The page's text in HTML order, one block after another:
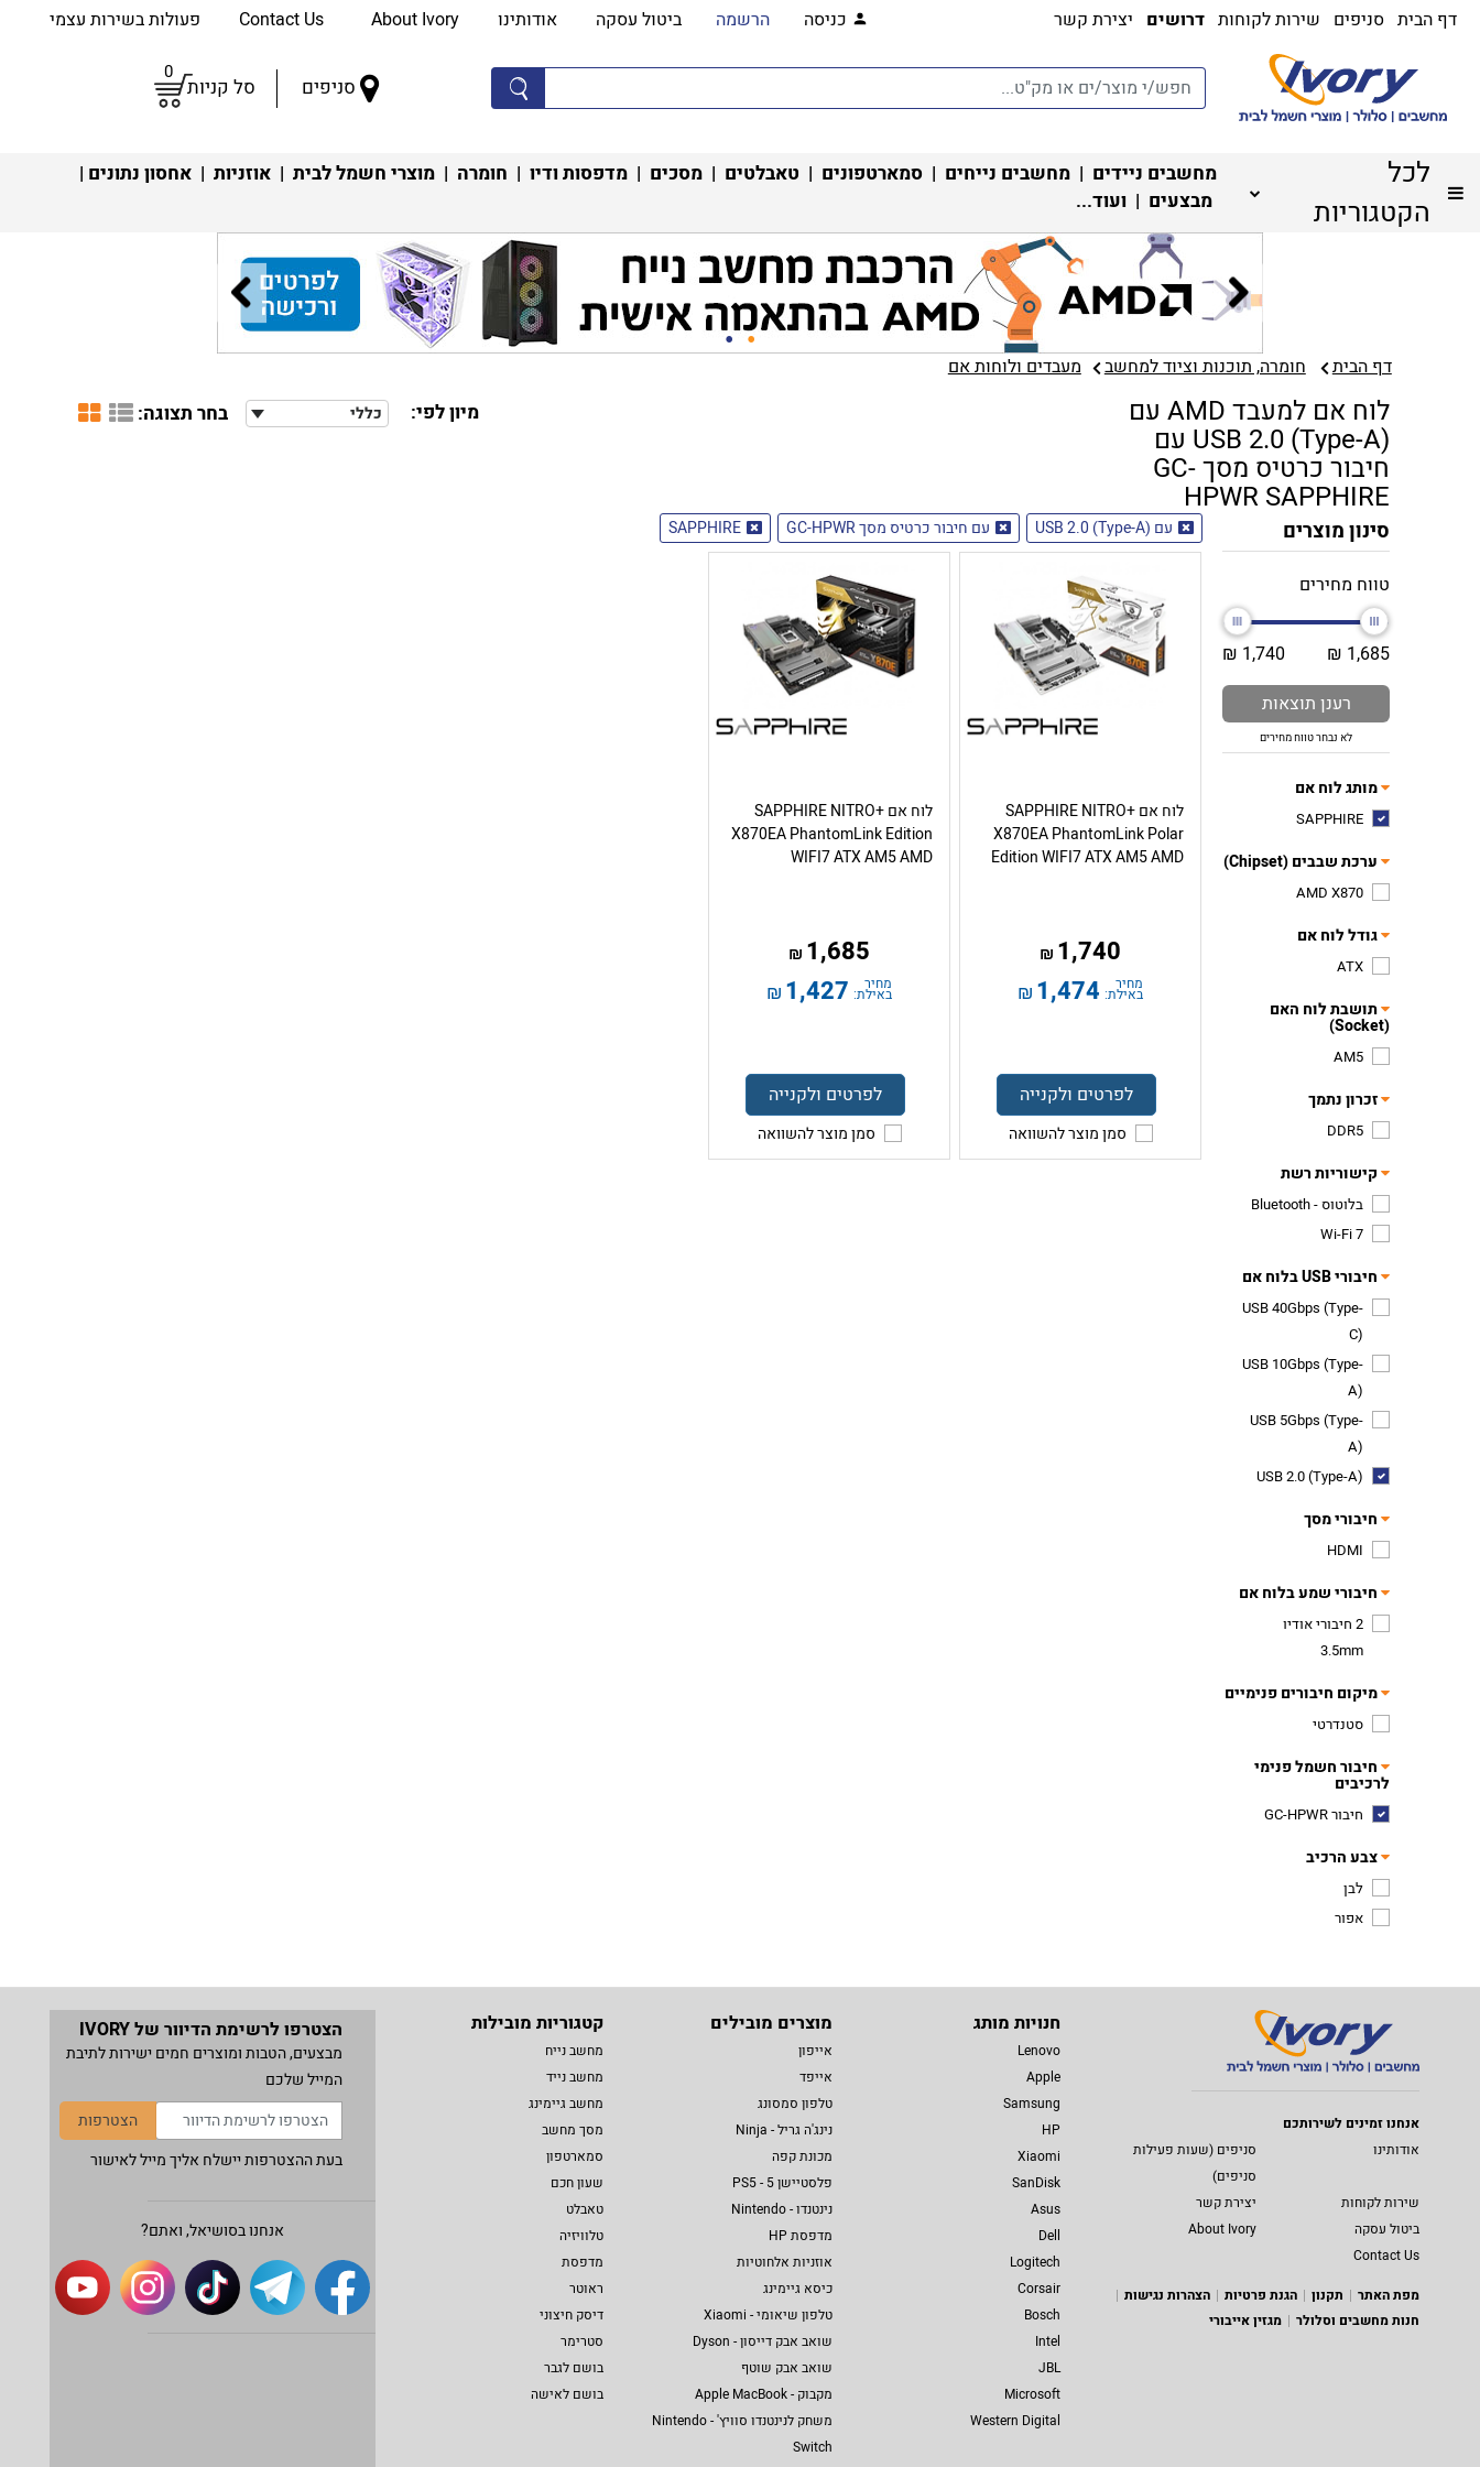
דף הבית סניפים שירות לקוחות דרושים יצירת קשר כניסה הרשמה ביטול עסקה אודותינו About Ivory פעולות בשירות עצמי
סניפים סל קניות
0
לכל
הקטגוריות
מחשבים ניידים | מחשבים נייחים | סמארטפונים | טאבלטים | מסכים | מדפסות ודיו | חומרה | מוצרי חשמל לבית | אוזניות | אחסון נתונים |
מבצעים | ועוד...
דף הבית חומרה, תוכנות וציוד למחשב מעבדים ולוחות אם‏
לוח אם למעבד AMD עם
USB 2.0 (Type-A) עם
חיבור כרטיס מסך GC-
HPWR SAPPHIRE
מיון לפי: כללי בחר תצוגה:
סינון מוצרים
טווח מחירים
1,685 ₪
1,740 ₪
רענן תוצאות
לא נבחר טווח מחירים
מותג לוח אם
SAPPHIRE
ערכת שבבים (Chipset)
AMD X870
גודל לוח אם
ATX
תושבת לוח האם
(Socket)
AM5
זכרון נתמך
DDR5
קישוריות רשת
בלוטוס - Bluetooth
Wi-Fi 7
חיבורי USB בלוח אם
USB 40Gbps (Type-
C)
USB 10Gbps (Type-
A)
USB 5Gbps (Type-
A)
USB 2.0 (Type-A)
חיבורי מסך
HDMI
חיבורי שמע בלוח אם
2 חיבורי אודיו
3.5mm
מיקום חיבורים פנימיים
סטנדרטי
חיבור חשמל פנימי
לרכיבים
חיבור GC-HPWR
צבע הרכיב
לבן
אפור
עם USB 2.0 (Type-A) עם חיבור כרטיס מסך GC-HPWR SAPPHIRE
לוח אם SAPPHIRE NITRO+
X870EA PhantomLink Polar
Edition WIFI7 ATX AM5 AMD
1,740
₪
מחיר
באילת: 1,474
₪
לפרטים ולקנייה
סמן מוצר להשוואה
לוח אם SAPPHIRE NITRO+
X870EA PhantomLink Edition
WIFI7 ATX AM5 AMD
1,685
₪
מחיר
באילת: 1,427
₪
לפרטים ולקנייה
סמן מוצר להשוואה
אנחנו זמינים לשירותכם
אודותינו
סניפים (שעות פעילות
סניפים)
שירות לקוחות
יצירת קשר
ביטול עסקה
About Ivory
Contact Us
מפת האתר
תקנון הגנת פרטיות
הצהרות נגישות
חנות מחשבים וסלולר
מגזין אייבורי
חנויות מותג
Lenovo
Apple
Samsung
HP
Xiaomi
SanDisk
Asus
Dell
Logitech
Corsair
Bosch
Intel
JBL
Microsoft
Western Digital
מוצרים מובילים
אייפון
אייפד
טלפון סמסונג
נינג'ה גריל - Ninja
מכונת קפה
פלסטיישן 5 - PS5
נינטנדו - Nintendo
מדפסת HP
אוזניות אלחוטיות
כיסא גיימינג
טלפון שיאומי - Xiaomi
שואב אבק דייסון - Dyson
שואב אבק שוטף
מקבוק - Apple MacBook
משחק לנינטנדו סוויץ' - Nintendo
Switch
קטגוריות מובילות
מחשב נייח
מחשב נייד
מחשב גיימינג
מסך מחשב
סמארטפון
שעון חכם
טאבלט
טלוויזיה
מדפסת
ראוטר
דיסק חיצוני
סטרימר
בושם לגבר
בושם לאישה
הצטרפו לרשימת הדיוור של IVORY
מבצעים, הטבות ומוצרים חמים ישירות לתיבת
המייל שלכם
הצטרפות
בעת ההצטרפות יישלח אליך מייל לאישור
אנחנו בסושיאל, ואתם?